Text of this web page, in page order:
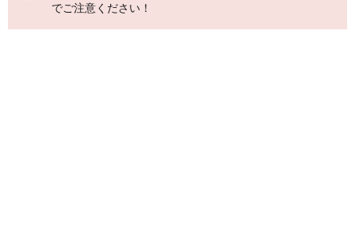
でご注意ください！